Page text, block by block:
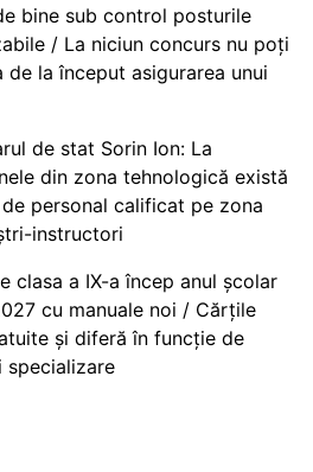
bine sub control posturile
/ La niciun concurs nu poți
de la început asigurarea unui
de stat Sorin Ion: La
din zona tehnologică există
personal calificat pe zona
instructori
clasa a IX-a încep anul școlar
cu manuale noi / Cărțile
și diferă în funcție de
specializare